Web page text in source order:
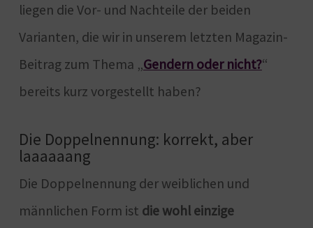
liegen die Vor- und Nachteile der beiden
Varianten, die wir in unserem letzten Magazin-
Beitrag zum Thema „Gendern oder nicht?“
bereits kurz vorgestellt haben?
Die Doppelnennung: korrekt, aber
laaaaaang
Die Doppelnennung der weiblichen und
männlichen Form ist die wohl einzige